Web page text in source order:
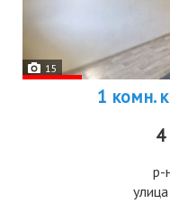
15
1 комн.
р-